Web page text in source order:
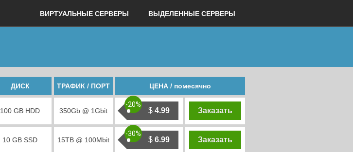
ВИРТУАЛЬНЫЕ СЕРВЕРЫ ВЫДЕЛЕННЫЕ СЕРВЕРЫ
ДИСК ТРАФИК / ПОРТ ЦЕНА / помесячно
100 GB HDD 350Gb @ 1Gbit $ 4.99
-20%
Заказать
10 GB SSD 15TB @ 100Mbit $ 6.99
-30%
Заказать